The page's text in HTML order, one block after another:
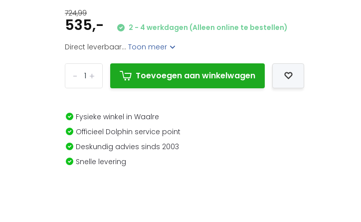
724,99
535,-
2 - 4 werkdagen (Alleen online te bestellen)
Direct leverbaar...Toon meer
+
- Toevoegen aan winkelwagen
Fysieke winkel in Waalre
Officieel Dolphin service point
Deskundig advies sinds 2003
Snelle levering